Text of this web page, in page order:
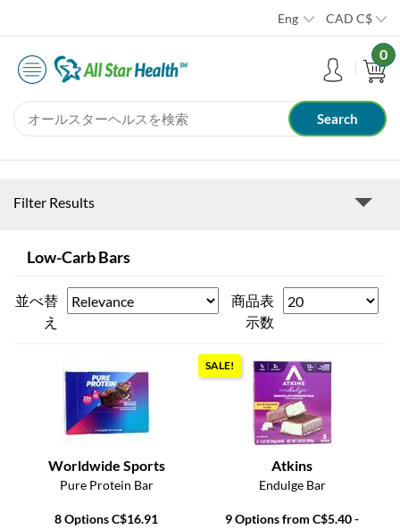
Eng CAD C$
0
Filter Results
Low-Carb Bars
並べ替
え
商品表
示数
Worldwide Sports
Pure Protein Bar
8 Options C$16.91
SALE!
Atkins
Endulge Bar
9 Options from C$5.40 -